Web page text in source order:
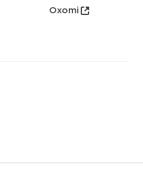
Oxomi